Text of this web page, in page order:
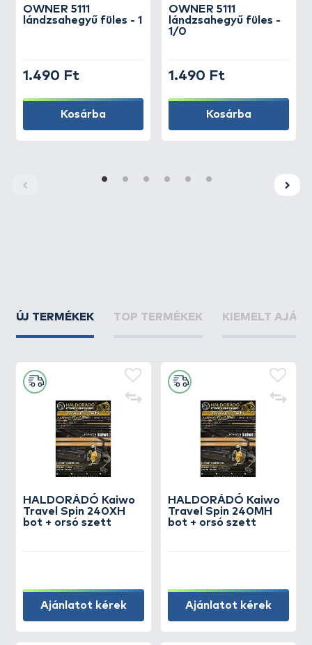
OWNER 5111
lándzsahegyű füles - 1
1.490 Ft
Kosárba
OWNER 5111
lándzsahegyű füles -
1/0
1.490 Ft
Kosárba
ÚJ TERMÉKEK TOP TERMÉKEK KIEMELT
HALDORÁDÓ Kaiwo
Travel Spin 240XH
bot + orsó szett
Ajánlatot kérek
HALDORÁDÓ Kaiwo
Travel Spin 240MH
bot + orsó szett
Ajánlatot kérek